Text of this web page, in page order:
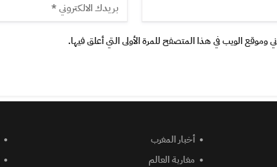
وموقع الويب في هذا المتصفح للمرة الأولى التي أعلق فيها.
أخبار المغرب
مغاربة العالم